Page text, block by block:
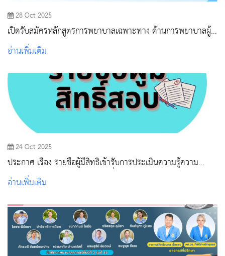
28 Oct 2025
เปิดรับสมัครหลักสูตรการพยาบาลเฉพาะทาง ด้านการพยาบาลผู้
ป่วยแบบประคับประคอง
อ่านเพิ่มเติม
24 Oct 2025
ประกาศ เรื่อง รายชื่อผู้มีสิทธิเข้ารับการประเมินความรู้ความ
สามารถ ทักษะ และสมรรถนะ เพื่อเลือกสรรเป็นพนักงานจ้างเหมา
บริการ (งานบรรณารักษ์/งานบริการวิชาการ/งานทำความสะอาด)
อ่านเพิ่มเติม